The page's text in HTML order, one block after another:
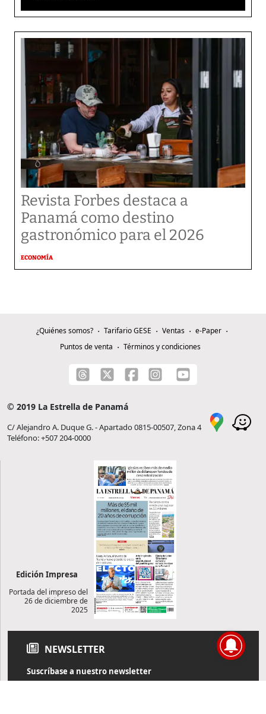
Revista Forbes destaca a
Panamá como destino
gastronómico para el 2026
ECONOMÍA
¿Quiénes somos? Tarifario GESE Ventas
e-Paper
Puntos de venta
Términos y condiciones
© 2019 La Estrella de Panamá
C/ Alejandro A. Duque G. - Apartado 0815-00507, Zona 4
Teléfono: +507 204-0000
Edición Impresa
Portada del impreso del
26 de diciembre de
2025
NEWSLETTER
Suscríbase a nuestro newsletter
Reciba diariamente información de actualidad directamente en